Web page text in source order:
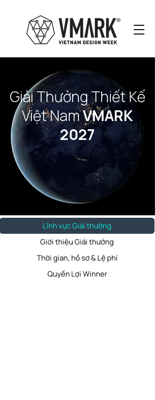
Giải Thưởng Thiết Kế
Việt NamVMARK
2027
Lĩnh vực Giải thưởng
Giới thiệu Giải thưởng
Thời gian, hồ sơ & Lệ phí
Quyền Lợi Winner